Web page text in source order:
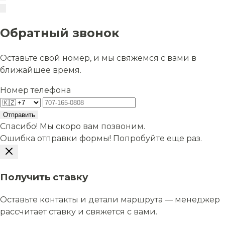
Обратный звонок
Оставьте свой номер, и мы свяжемся с вами в
ближайшее время.
Номер телефона
Отправить
Спасибо! Мы скоро вам позвоним.
Ошибка отправки формы! Попробуйте еще раз.
Получить ставку
Оставьте контакты и детали маршрута — менеджер
рассчитает ставку и свяжется с вами.